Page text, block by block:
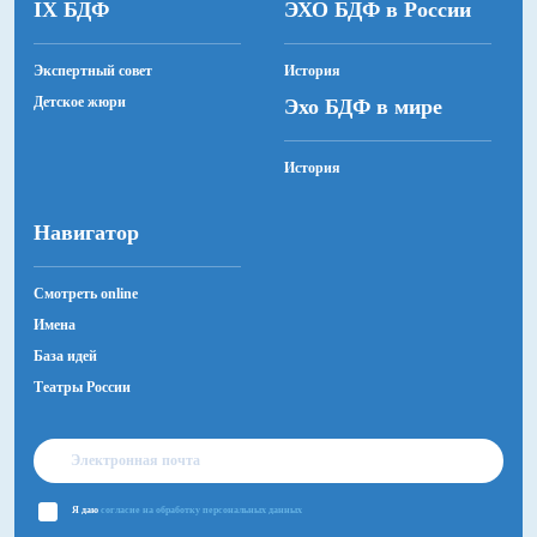
камерных площадках в центре Санкт-Петербурга.
Директором театра с момента основания является
Анна Павинская.
IX БДФ
Экспертный совет
Детское жюри
ЭХО БДФ в России
История
Эхо БДФ в мире
История
Навигатор
Смотреть online
Имена
База идей
Театры России
Я даю согласие на обработку персональных данных